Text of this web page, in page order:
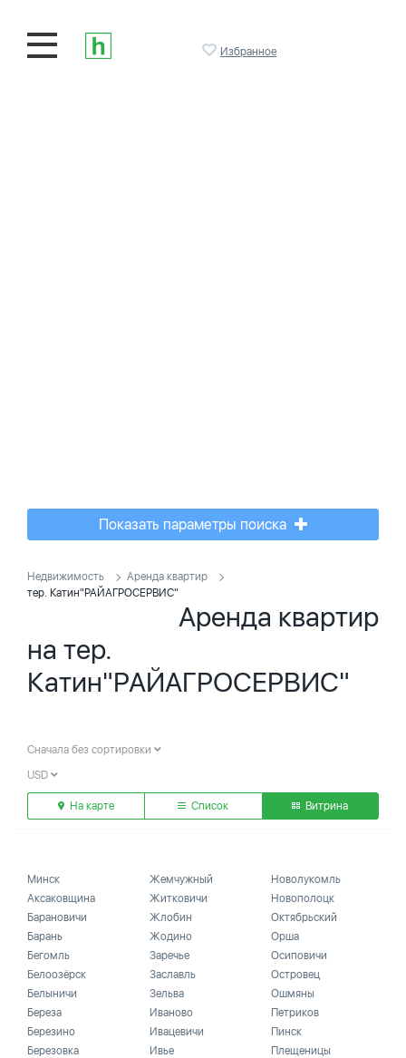
Избранное
Показать параметры поиска
Недвижимость
Аренда квартир
тер. Катин"РАЙАГРОСЕРВИС"
Аренда квартир
на тер.
Катин"РАЙАГРОСЕРВИС"
Сначала без сортировки
USD
На карте Список Витрина
Минск
Аксаковщина
Барановичи
Барань
Бегомль
Белоозёрск
Белыничи
Береза
Березино
Березовка
Жемчужный
Житковичи
Жлобин
Жодино
Заречье
Заславль
Зельва
Иваново
Ивацевичи
Ивье
Новолукомль
Новополоцк
Октябрьский
Орша
Осиповичи
Островец
Ошмяны
Петриков
Пинск
Плещеницы